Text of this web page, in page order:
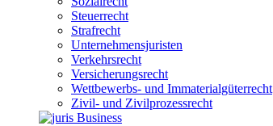
Steuerrecht
Strafrecht
Unternehmensjuristen
Verkehrsrecht
Versicherungsrecht
Wettbewerbs- und Immaterialgüterrecht
Zivil- und Zivilprozessrecht